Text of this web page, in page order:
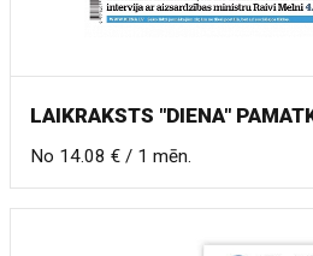
LAIKRAKSTS "DIENA"
No 14.08 € / 1 mēn.